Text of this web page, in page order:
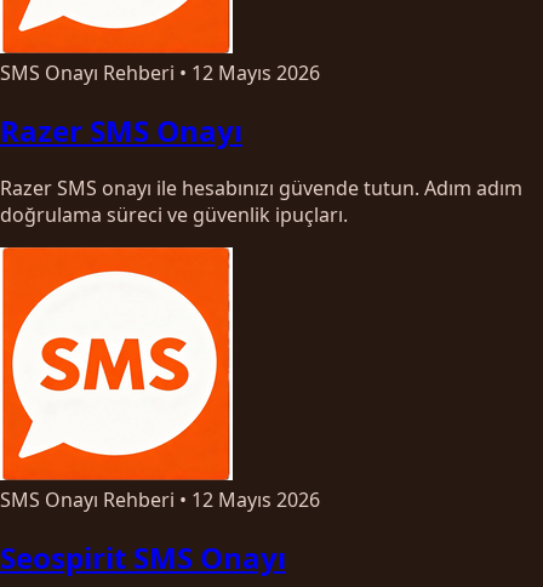
SMS Onayı Rehberi • 12 Mayıs 2026
Razer SMS Onayı
Razer SMS onayı ile hesabınızı güvende tutun. Adım adım
doğrulama süreci ve güvenlik ipuçları.
SMS Onayı Rehberi • 12 Mayıs 2026
Seospirit SMS Onayı